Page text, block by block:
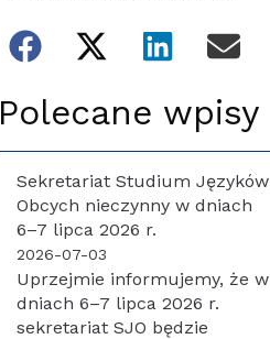
Polecane wpisy
Sekretariat Studium Języków
Obcych nieczynny w dniach
6–7 lipca 2026 r.
2026-07-03
Uprzejmie informujemy, że w
dniach 6–7 lipca 2026 r.
sekretariat SJO będzie